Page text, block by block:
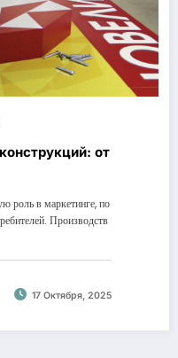
от
роль в маркетинге, по
Производств
17 Октября, 2025